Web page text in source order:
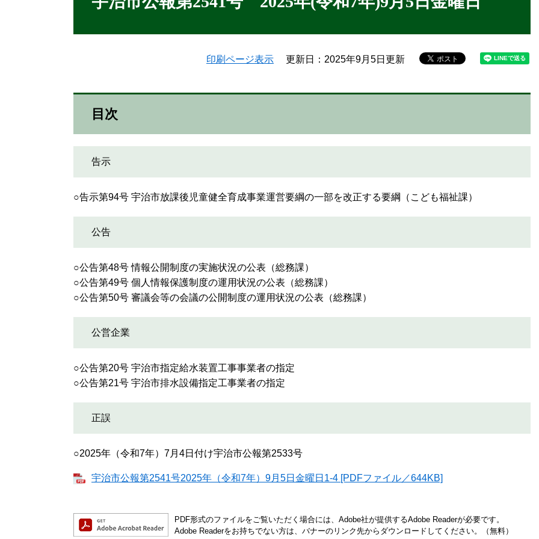
印刷ページ表示 更新日：2025年9月5日更新
目次
告示
○告示第94号 宇治市放課後児童健全育成事業運営要綱の一部を改正する要綱（こども福祉課）
公告
○公告第48号 情報公開制度の実施状況の公表（総務課）
○公告第49号 個人情報保護制度の運用状況の公表（総務課）
○公告第50号 審議会等の会議の公開制度の運用状況の公表（総務課）
公営企業
○公告第20号 宇治市指定給水装置工事事業者の指定
○公告第21号 宇治市排水設備指定工事業者の指定
正誤
○2025年（令和7年）7月4日付け宇治市公報第2533号
宇治市公報第2541号2025年（令和7年）9月5日金曜日1-4 [PDFファイル／644KB]
PDF形式のファイルをご覧いただく場合には、Adobe社が提供するAdobe Readerが必要です。
Adobe Readerをお持ちでない方は、バナーのリンク先からダウンロードしてください。（無料）